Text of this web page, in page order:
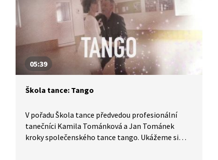
05:39
Škola tance: Tango
V pořadu Škola tance předvedou profesionální
tanečníci Kamila Tománková a Jan Tománek
kroky společenského tance tango. Ukážeme si